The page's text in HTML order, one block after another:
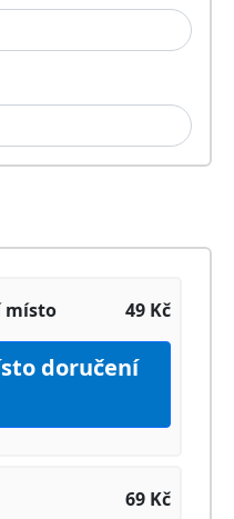
místo 49 Kč
doručení
69 Kč